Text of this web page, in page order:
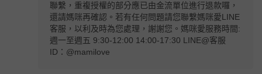
聯繫，重複授權的部分應已由金流單位進行退款囉，
還請媽咪再確認。若有任何問題請您聯繫媽咪愛LINE
客服，以利及時為您處理，謝謝您。媽咪愛服務時間:
週一至週五 9:30-12:00 14:00-17:30 LINE@客服
ID：@mamilove